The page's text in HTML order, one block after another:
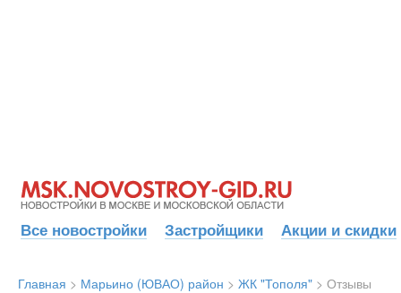
Все новостройки Застройщики Акции и скидки
Главная > Марьино (ЮВАО) район > ЖК "Тополя" > Отзывы